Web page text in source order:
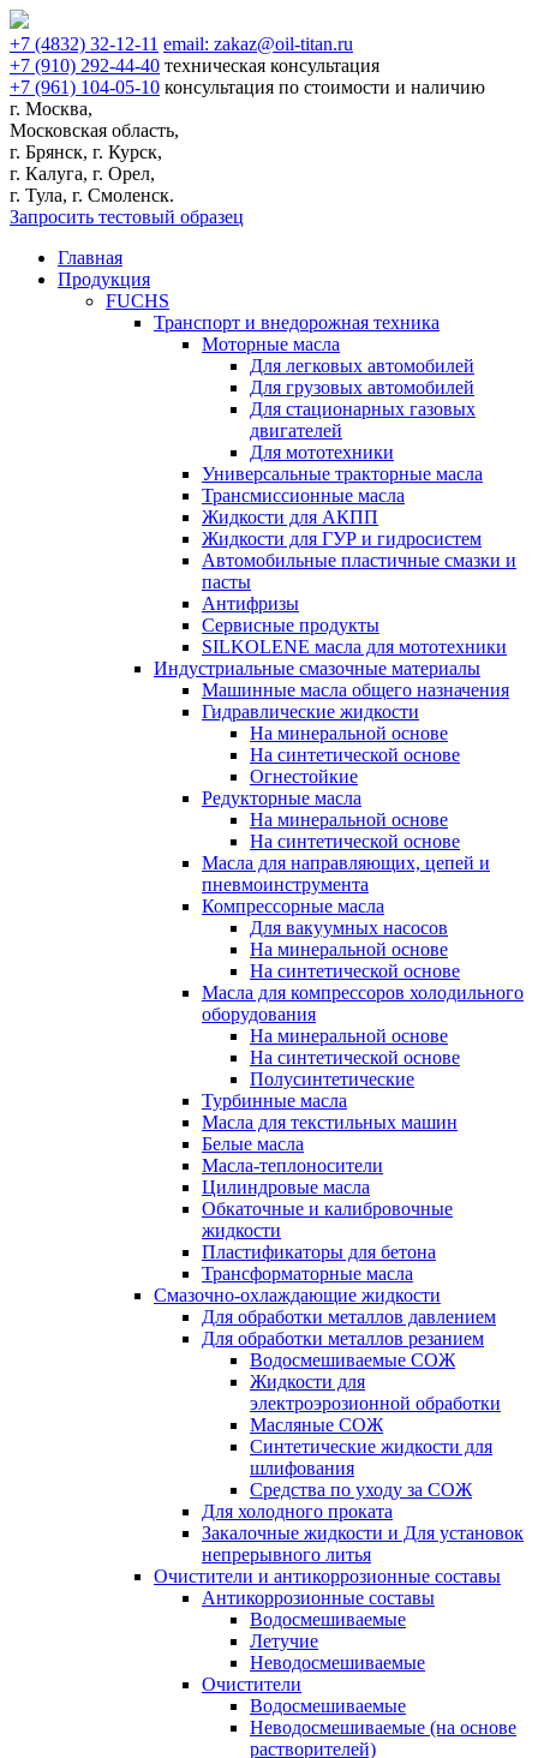
+7 (4832) 32-12-11 email: zakaz@oil-titan.ru
+7 (910) 292-44-40 техническая консультация
+7 (961) 104-05-10 консультация по стоимости и наличию
г. Москва,
Московская область,
г. Брянск, г. Курск,
г. Калуга, г. Орел,
г. Тула, г. Смоленск.
Запросить тестовый образец
Главная
Продукция
FUCHS
Транспорт и внедорожная техника
Моторные масла
Для легковых автомобилей
Для грузовых автомобилей
Для стационарных газовых
двигателей
Для мототехники
Универсальные тракторные масла
Трансмиссионные масла
Жидкости для АКПП
Жидкости для ГУР и гидросистем
Автомобильные пластичные смазки и
пасты
Антифризы
Сервисные продукты
SILKOLENE масла для мототехники
Индустриальные смазочные материалы
Машинные масла общего назначения
Гидравлические жидкости
На минеральной основе
На синтетической основе
Огнестойкие
Редукторные масла
На минеральной основе
На синтетической основе
Масла для направляющих, цепей и
пневмоинструмента
Компрессорные масла
Для вакуумных насосов
На минеральной основе
На синтетической основе
Масла для компрессоров холодильного
оборудования
На минеральной основе
На синтетической основе
Полусинтетические
Турбинные масла
Масла для текстильных машин
Белые масла
Масла-теплоносители
Цилиндровые масла
Обкаточные и калибровочные
жидкости
Пластификаторы для бетона
Трансформаторные масла
Смазочно-охлаждающие жидкости
Для обработки металлов давлением
Для обработки металлов резанием
Водосмешиваемые СОЖ
Жидкости для
электроэрозионной обработки
Масляные СОЖ
Синтетические жидкости для
шлифования
Средства по уходу за СОЖ
Для холодного проката
Закалочные жидкости и Для установок
непрерывного литья
Очистители и антикоррозионные составы
Антикоррозионные составы
Водосмешиваемые
Летучие
Неводосмешиваемые
Очистители
Водосмешиваемые
Неводосмешиваемые (на основе
растворителей)